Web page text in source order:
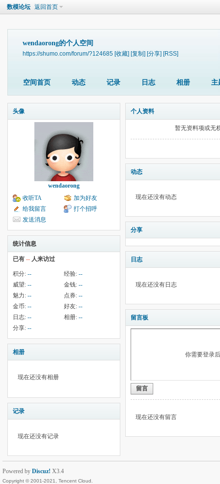
数模论坛 返回首页
wendaorong的个人空间
https://shumo.com/forum/?124685 [收藏] [复制] [分享] [RSS]
空间首页 动态 记录 日志 相册 主
头像
wendaorong
收听TA
加为好友
给我留言
打个招呼
发送消息
统计信息
已有 -- 人来访过
积分: -- 经验: --
威望: -- 金钱: --
魅力: -- 点券: --
金币: -- 好友: --
日志: -- 相册: --
分享: --
相册
现在还没有相册
记录
现在还没有记录
个人资料
暂无资料项或无
动态
现在还没有动态
分享
日志
现在还没有日志
留言板
你需要登录
留言
现在还没有留言
Powered by Discuz! X3.4
Copyright © 2001-2021, Tencent Cloud.